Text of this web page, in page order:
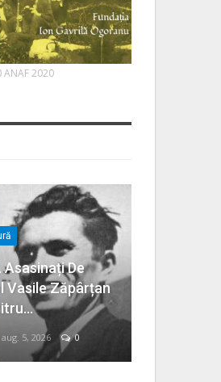
2020
Asasinați De
Vasile Zăpârțan
aug. 5, 2026 0